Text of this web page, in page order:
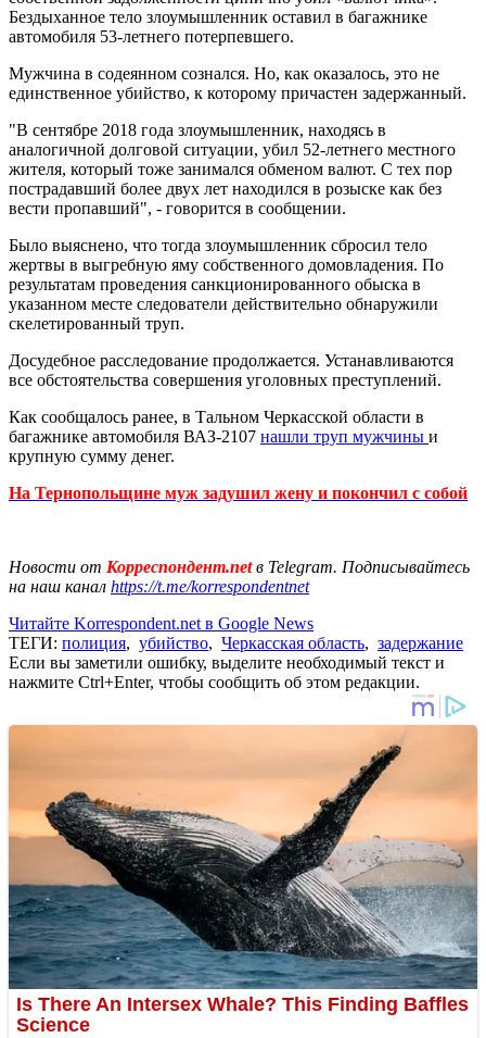
Бездыханное тело злоумышленник оставил в багажнике
автомобиля 53-летнего потерпевшего.
Мужчина в содеянном сознался. Но, как оказалось, это не
единственное убийство, к которому причастен задержанный.
"В сентябре 2018 года злоумышленник, находясь в
аналогичной долговой ситуации, убил 52-летнего местного
жителя, который тоже занимался обменом валют. С тех пор
пострадавший более двух лет находился в розыске как без
вести пропавший", - говорится в сообщении.
Было выяснено, что тогда злоумышленник сбросил тело
жертвы в выгребную яму собственного домовладения. По
результатам проведения санкционированного обыска в
указанном месте следователи действительно обнаружили
скелетированный труп.
Досудебное расследование продолжается. Устанавливаются
все обстоятельства совершения уголовных преступлений.
Как сообщалось ранее, в Тальном Черкасской области в
багажнике автомобиля ВАЗ-2107 нашли труп мужчины и
крупную сумму денег.
На Тернопольщине муж задушил жену и покончил с собой
Новости от Корреспондент.netв Telegram. Подписывайтесь
на наш канал https://t.me/korrespondentnet
Читайте Korrespondent.net в Google News
ТЕГИ: полиция, убийство, Черкасская область, задержание
Если вы заметили ошибку, выделите необходимый текст и
нажмите Ctrl+Enter, чтобы сообщить об этом редакции.